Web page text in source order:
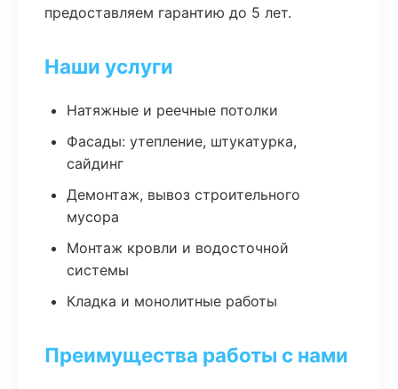
предоставляем гарантию до 5 лет.
Наши услуги
Натяжные и реечные потолки
Фасады: утепление, штукатурка,
сайдинг
Демонтаж, вывоз строительного
мусора
Монтаж кровли и водосточной
системы
Кладка и монолитные работы
Преимущества работы с нами